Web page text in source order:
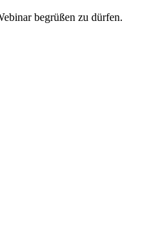
begrüßen zu dürfen.